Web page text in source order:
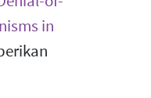
in